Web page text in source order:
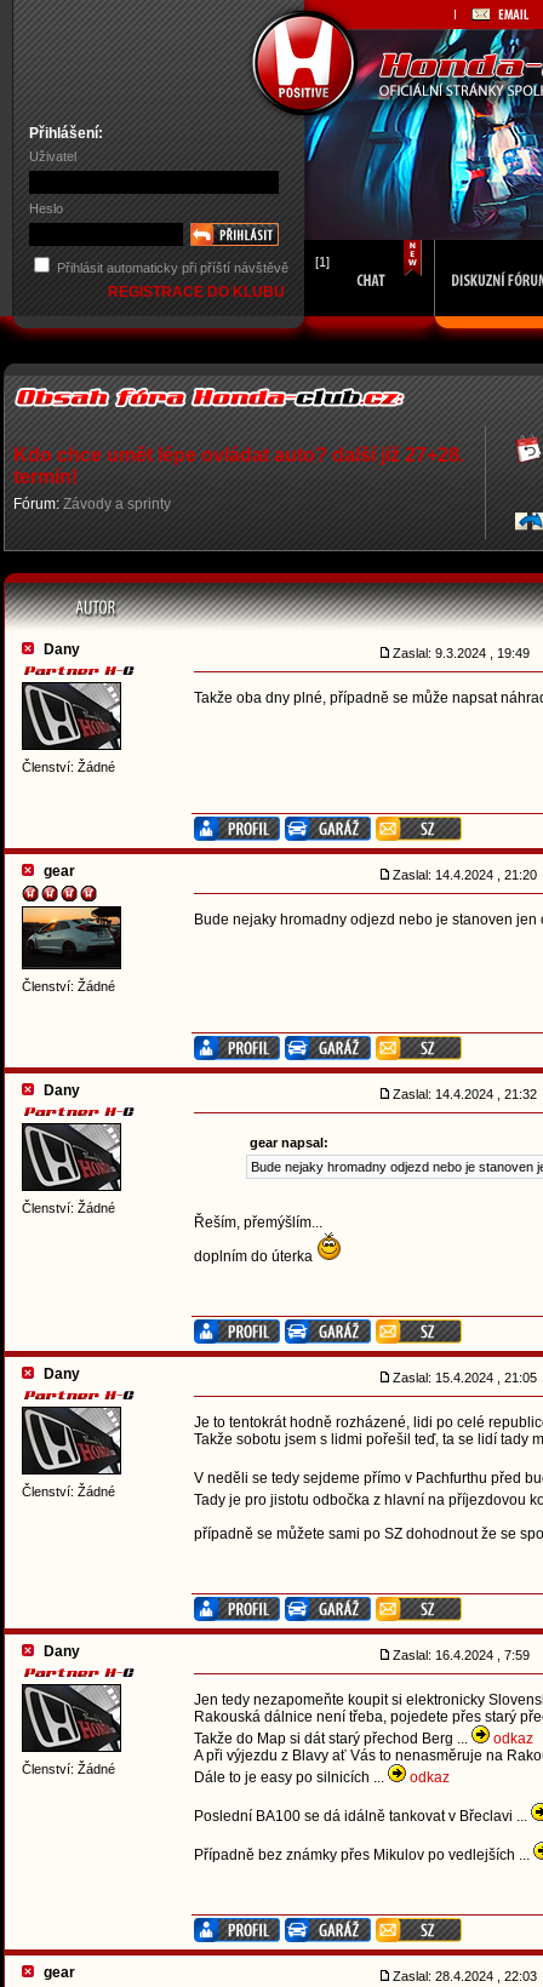
Přihlášení:
Uživatel
Heslo
Přihlásit automaticky při příští návštěvě
REGISTRACE DO KLUBU
[1]
Kdo chce umět lépe ovládat auto? další již 27+28.
termín!
Fórum: Závody a sprinty
Dany
Členství: Žádné
Zaslal: 9.3.2024 , 19:49
Takže oba dny plné, případně se může napsat
gear
Členství: Žádné
Zaslal: 14.4.2024 , 21:20
Bude nejaky hromadny odjezd nebo je stanoven jen
Dany
Členství: Žádné
Zaslal: 14.4.2024 , 21:32
gear napsal:
Bude nejaky hromadny odjezd nebo je stanoven
Řeším, přemýšlím...
doplním do úterka
Dany
Členství: Žádné
Zaslal: 15.4.2024 , 21:05
Je to tentokrát hodně rozházené, lidi po celé
Takže sobotu jsem s lidmi pořešil teď, ta se lidí tady
V neděli se tedy sejdeme přímo v Pachfurthu před
Tady je pro jistotu odbočka z hlavní na příjezdovou
případně se můžete sami po SZ dohodnout že se
Dany
Členství: Žádné
Zaslal: 16.4.2024 , 7:59
Jen tedy nezapomeňte koupit si elektronicky
Rakouská dálnice není třeba, pojedete přes starý
Takže do Map si dát starý přechod Berg ...
odkaz
A při výjezdu z Blavy ať Vás to nenasměruje na
Dále to je easy po silnicích ...
odkaz
Poslední BA100 se dá idálně tankovat v Břeclavi ...
Případně bez známky přes Mikulov po vedlejších ...
gear Zaslal: 28.4.2024 , 22:03